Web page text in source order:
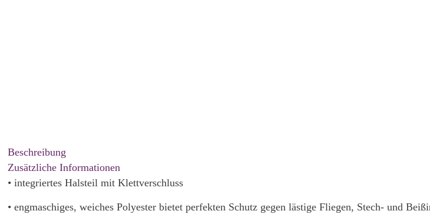
Beschreibung
Zusätzliche Informationen
• integriertes Halsteil mit Klettverschluss
• engmaschiges, weiches Polyester bietet perfekten Schutz gegen lästige Fliegen, Stech- und